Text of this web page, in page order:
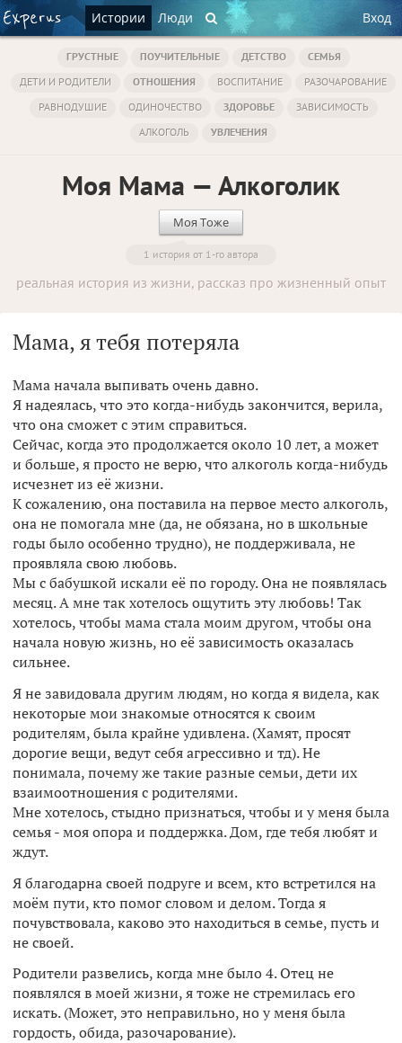
Истории Люди Вход
ГРУСТНЫЕ ПОУЧИТЕЛЬНЫЕ ДЕТСТВО
СЕМЬЯ
ДЕТИ И РОДИТЕЛИ
ОТНОШЕНИЯ ВОСПИТАНИЕ
РАЗОЧАРОВАНИЕ
РАВНОДУШИЕ
ОДИНОЧЕСТВО ЗДОРОВЬЕ
ЗАВИСИМОСТЬ
АЛКОГОЛЬ
УВЛЕЧЕНИЯ
Моя Мама — Алкоголик
Моя Тоже
1 история от 1-го автора
реальная история из жизни, рассказ про жизненный опыт
Мама, я тебя потеряла
Мама начала выпивать очень давно.
Я надеялась, что это когда-нибудь закончится, верила,
что она сможет с этим справиться.
Сейчас, когда это продолжается около 10 лет, а может
и больше, я просто не верю, что алкоголь когда-нибудь
исчезнет из её жизни.
К сожалению, она поставила на первое место алкоголь,
она не помогала мне (да, не обязана, но в школьные
годы было особенно трудно), не поддерживала, не
проявляла свою любовь.
Мы с бабушкой искали её по городу. Она не появлялась
месяц. А мне так хотелось ощутить эту любовь! Так
хотелось, чтобы мама стала моим другом, чтобы она
начала новую жизнь, но её зависимость оказалась
сильнее.
Я не завидовала другим людям, но когда я видела, как
некоторые мои знакомые относятся к своим
родителям, была крайне удивлена. (Хамят, просят
дорогие вещи, ведут себя агрессивно и тд). Не
понимала, почему же такие разные семьи, дети их
взаимоотношения с родителями.
Мне хотелось, стыдно признаться, чтобы и у меня была
семья - моя опора и поддержка. Дом, где тебя любят и
ждут.
Я благодарна своей подруге и всем, кто встретился на
моём пути, кто помог словом и делом. Тогда я
почувствовала, каково это находиться в семье, пусть и
не своей.
Родители развелись, когда мне было 4. Отец не
появлялся в моей жизни, я тоже не стремилась его
искать. (Может, это неправильно, но у меня была
гордость, обида, разочарование).